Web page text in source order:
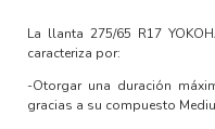
La llanta275/65 R17
caracteriza por:
-Otorgar una duración
gracias a su compuesto